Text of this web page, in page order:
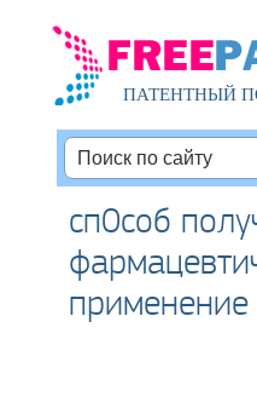
ПАТЕНТНЫЙ
сп0соб
применение